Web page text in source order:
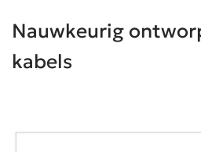
Nauwkeurig
kabels